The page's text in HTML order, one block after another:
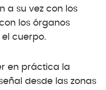
a su vez con los
los órganos
cuerpo.
en práctica la
desde las zonas